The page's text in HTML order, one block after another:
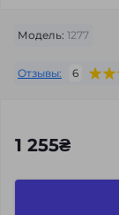
Модель: 1277
Отзывы: 6
1 255₴